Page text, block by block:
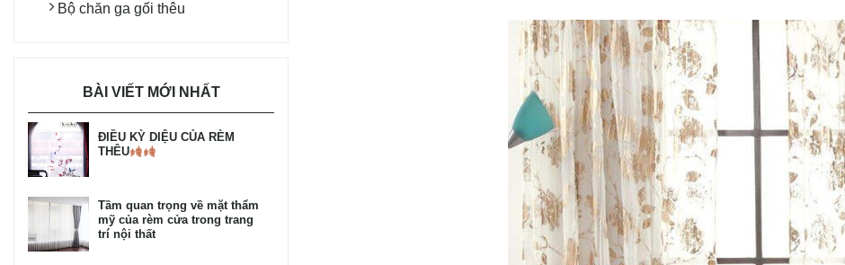
Bộ chăn ga gối thêu
BÀI VIẾT MỚI NHẤT
ĐIỀU KỲ DIỆU CỦA RÈM
THÊU
Tầm quan trọng về mặt thẩm
mỹ của rèm cửa trong trang
trí nội thất